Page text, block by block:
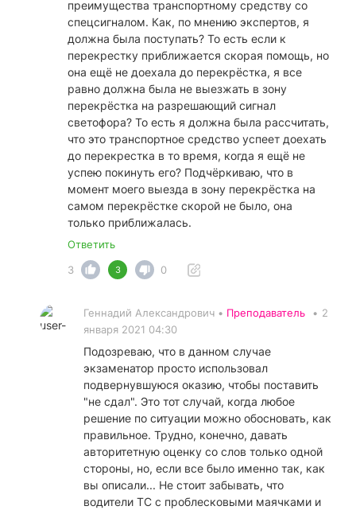
преимущества транспортному средству со
спецсигналом. Как, по мнению экспертов, я
должна была поступать? То есть если к
перекрестку приближается скорая помощь, но
она ещё не доехала до перекрёстка, я все
равно должна была не выезжать в зону
перекрёстка на разрешающий сигнал
светофора? То есть я должна была рассчитать,
что это транспортное средство успеет доехать
до перекрестка в то время, когда я ещё не
успею покинуть его? Подчёркиваю, что в
момент моего выезда в зону перекрёстка на
самом перекрёстке скорой не было, она
только приближалась.
Ответить
3
3 0
Геннадий Александрович • Преподаватель • 2
января 2021 04:30
Подозреваю, что в данном случае
экзаменатор просто использовал
подвернувшуюся оказию, чтобы поставить
"не сдал". Это тот случай, когда любое
решение по ситуации можно обосновать, как
правильное. Трудно, конечно, давать
авторитетную оценку со слов только одной
стороны, но, если все было именно так, как
вы описали... Не стоит забывать, что
водители ТС с проблесковыми маячками и